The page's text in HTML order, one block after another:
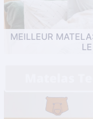
MEILLEUR
80% des français
fois dans leur vie